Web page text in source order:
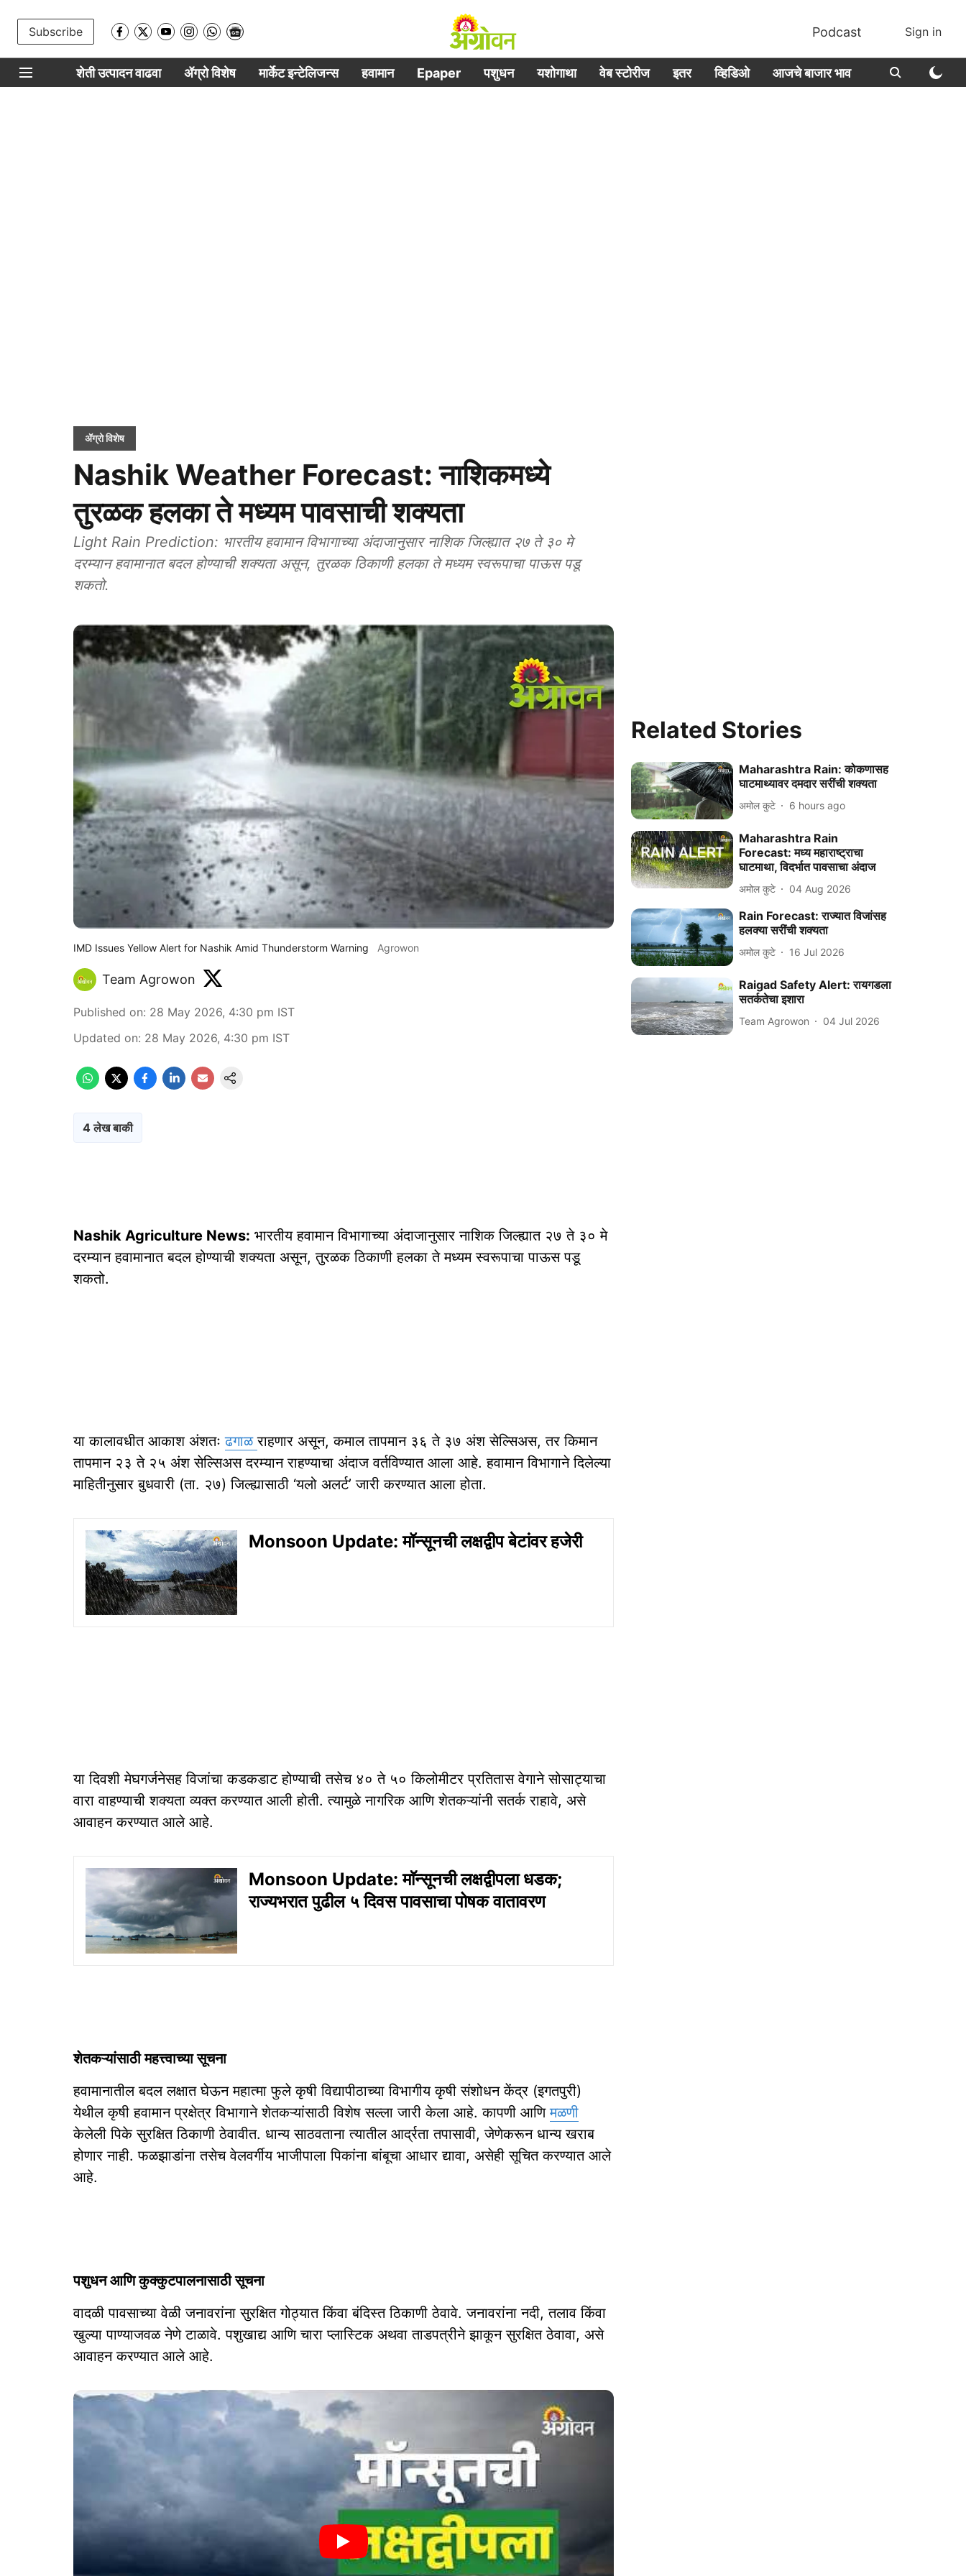
Subscribe Podcast Sign in
शेती उत्पादन वाढवा ॲग्रो विशेष मार्केट इन्टेलिजन्स हवामान Epaper पशुधन यशोगाथा वेब स्टोरीज इतर व्हिडिओ आजचे बाजार भाव
ॲग्रो विशेष
Nashik Weather Forecast: नाशिकमध्ये
तुरळक हलका ते मध्यम पावसाची शक्यता
Light Rain Prediction: भारतीय हवामान विभागाच्या अंदाजानुसार नाशिक जिल्ह्यात २७ ते ३० मे
दरम्यान हवामानात बदल होण्याची शक्यता असून, तुरळक ठिकाणी हलका ते मध्यम स्वरूपाचा पाऊस पडू
शकतो.
IMD Issues Yellow Alert for Nashik Amid Thunderstorm Warning Agrowon
Team Agrowon
Published on: 28 May 2026, 4:30 pm IST
Updated on: 28 May 2026, 4:30 pm IST
4 लेख बाकी
Nashik Agriculture News: भारतीय हवामान विभागाच्या अंदाजानुसार नाशिक जिल्ह्यात २७ ते ३० मे
दरम्यान हवामानात बदल होण्याची शक्यता असून, तुरळक ठिकाणी हलका ते मध्यम स्वरूपाचा पाऊस पडू
शकतो.
या कालावधीत आकाश अंशतःढगाळराहणार असून, कमाल तापमान ३६ ते ३७ अंश सेल्सिअस, तर किमान
तापमान २३ ते २५ अंश सेल्सिअस दरम्यान राहण्याचा अंदाज वर्तविण्यात आला आहे. हवामान विभागाने दिलेल्या
माहितीनुसार बुधवारी (ता. २७) जिल्ह्यासाठी ‘यलो अलर्ट’ जारी करण्यात आला होता.
Monsoon Update: मॉन्सूनची लक्षद्वीप बेटांवर हजेरी
या दिवशी मेघगर्जनेसह विजांचा कडकडाट होण्याची तसेच ४० ते ५० किलोमीटर प्रतितास वेगाने सोसाट्याचा
वारा वाहण्याची शक्यता व्यक्त करण्यात आली होती. त्यामुळे नागरिक आणि शेतकऱ्यांनी सतर्क राहावे, असे
आवाहन करण्यात आले आहे.
Monsoon Update: माॅन्सूनची लक्षद्वीपला धडक;
राज्यभरात पुढील ५ दिवस पावसाचा पोषक वातावरण
शेतकऱ्यांसाठी महत्त्वाच्या सूचना
हवामानातील बदल लक्षात घेऊन महात्मा फुले कृषी विद्यापीठाच्या विभागीय कृषी संशोधन केंद्र (इगतपुरी)
येथील कृषी हवामान प्रक्षेत्र विभागाने शेतकऱ्यांसाठी विशेष सल्ला जारी केला आहे. कापणी आणिमळणी
केलेली पिके सुरक्षित ठिकाणी ठेवावीत. धान्य साठवताना त्यातील आर्द्रता तपासावी, जेणेकरून धान्य खराब
होणार नाही. फळझाडांना तसेच वेलवर्गीय भाजीपाला पिकांना बांबूचा आधार द्यावा, असेही सूचित करण्यात आले
आहे.
पशुधन आणि कुक्कुटपालनासाठी सूचना
वादळी पावसाच्या वेळी जनावरांना सुरक्षित गोठ्यात किंवा बंदिस्त ठिकाणी ठेवावे. जनावरांना नदी, तलाव किंवा
खुल्या पाण्याजवळ नेणे टाळावे. पशुखाद्य आणि चारा प्लास्टिक अथवा ताडपत्रीने झाकून सुरक्षित ठेवावा, असे
आवाहन करण्यात आले आहे.
Related Stories
Maharashtra Rain: कोकणासह
घाटमाथ्यावर दमदार सरींची शक्यता
अमोल कुटे 6 hours ago
Maharashtra Rain
Forecast: मध्य महाराष्ट्राचा
घाटमाथा, विदर्भात पावसाचा अंदाज
अमोल कुटे 04 Aug 2026
Rain Forecast: राज्यात विजांसह
हलक्या सरींची शक्यता
अमोल कुटे 16 Jul 2026
Raigad Safety Alert: रायगडला
सतर्कतेचा इशारा
Team Agrowon 04 Jul 2026